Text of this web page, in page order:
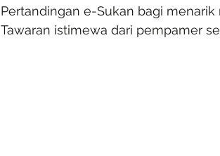
Pertandingan e-Sukan bagi
Tawaran istimewa dari pempamer